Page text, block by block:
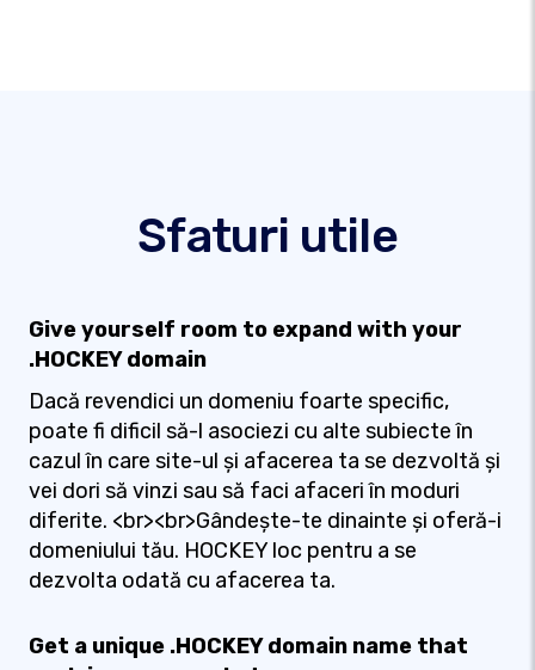
Sfaturi utile
Give yourself room to expand with your
.HOCKEY domain
Dacă revendici un domeniu foarte specific,
poate fi dificil să-l asociezi cu alte subiecte în
cazul în care site-ul și afacerea ta se dezvoltă și
vei dori să vinzi sau să faci afaceri în moduri
diferite. <br><br>Gândește-te dinainte și oferă-i
domeniului tău. HOCKEY loc pentru a se
dezvolta odată cu afacerea ta.
Get a unique .HOCKEY domain name that